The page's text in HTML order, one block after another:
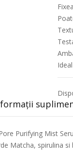
Purifying Mist
Matcha, spirulina